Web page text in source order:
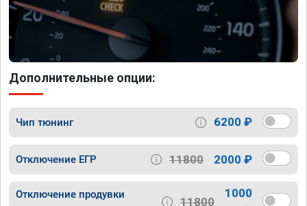
Дополнительные опции:
Чип тюнинг 6200 ₽
Отключение ЕГР 11800 2000 ₽
Отключение продувки
11800
1000